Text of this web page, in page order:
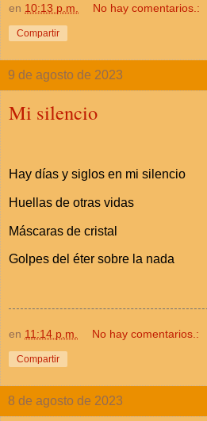
en 10:13 p.m. No hay comentarios.:
Compartir
9 de agosto de 2023
Mi silencio
Hay días y siglos en mi silencio
Huellas de otras vidas
Máscaras de cristal
Golpes del éter sobre la nada
en 11:14 p.m. No hay comentarios.:
Compartir
8 de agosto de 2023